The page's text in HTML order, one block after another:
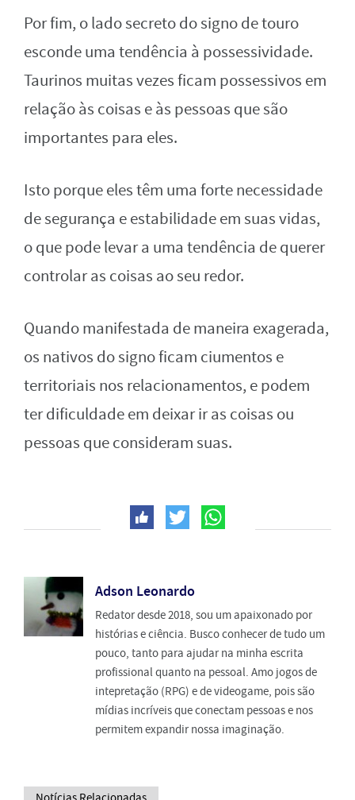
Por fim, o lado secreto do signo de touro
esconde uma tendência à possessividade.
Taurinos muitas vezes ficam possessivos em
relação às coisas e às pessoas que são
importantes para eles.
Isto porque eles têm uma forte necessidade
de segurança e estabilidade em suas vidas,
o que pode levar a uma tendência de querer
controlar as coisas ao seu redor.
Quando manifestada de maneira exagerada,
os nativos do signo ficam ciumentos e
territoriais nos relacionamentos, e podem
ter dificuldade em deixar ir as coisas ou
pessoas que consideram suas.
Adson Leonardo
Redator desde 2018, sou um apaixonado por
histórias e ciência. Busco conhecer de tudo um
pouco, tanto para ajudar na minha escrita
profissional quanto na pessoal. Amo jogos de
intepretação (RPG) e de videogame, pois são
mídias incríveis que conectam pessoas e nos
permitem expandir nossa imaginação.